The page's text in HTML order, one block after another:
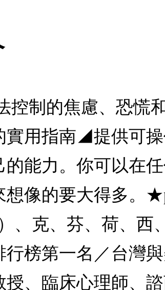
控制的焦慮、恐
實用指南◢提供可
的能力。你可以在
像的要大得多。
）、克、芬、荷、
行榜第一名／台灣
授、臨床心理師、